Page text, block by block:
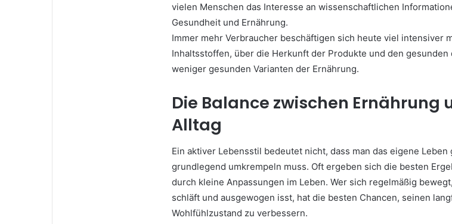
vielen Menschen das Interesse an wissenschaftlichen
Gesundheit und Ernährung.
Immer mehr Verbraucher beschäftigen sich heute viel intensiver
Inhaltsstoffen, über die Herkunft der Produkte und den gesunden
weniger gesunden Varianten der Ernährung.
Die Balance zwischen Ernährung
Alltag
Ein aktiver Lebensstil bedeutet nicht, dass man das eigene Leben
grundlegend umkrempeln muss. Oft ergeben sich die besten
durch kleine Anpassungen im Leben. Wer sich regelmäßig
schläft und ausgewogen isst, hat die besten Chancen, seinen
Wohlfühlzustand zu verbessern.